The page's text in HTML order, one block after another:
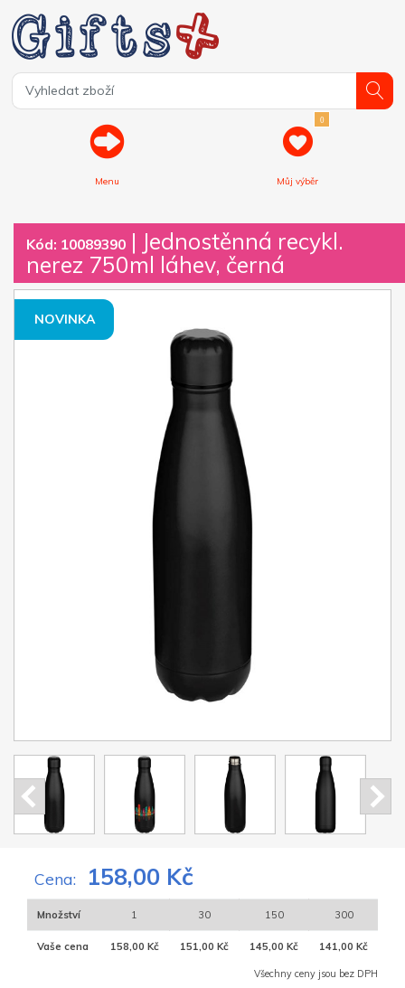
Menu
0
Můj výběr
Kód: 10089390 | Jednostěnná recykl.
nerez 750ml láhev, černá
NOVINKA
Cena: 158,00 Kč
Množství 1 30 150 300
Vaše cena 158,00 Kč 151,00 Kč 145,00 Kč 141,00 Kč
Všechny ceny jsou bez DPH